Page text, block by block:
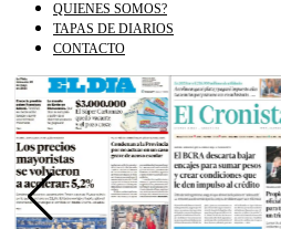
QUIENES SOMOS?
TAPAS DE DIARIOS
CONTACTO